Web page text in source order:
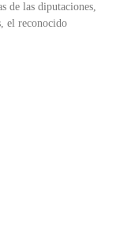
de las diputaciones,
el reconocido